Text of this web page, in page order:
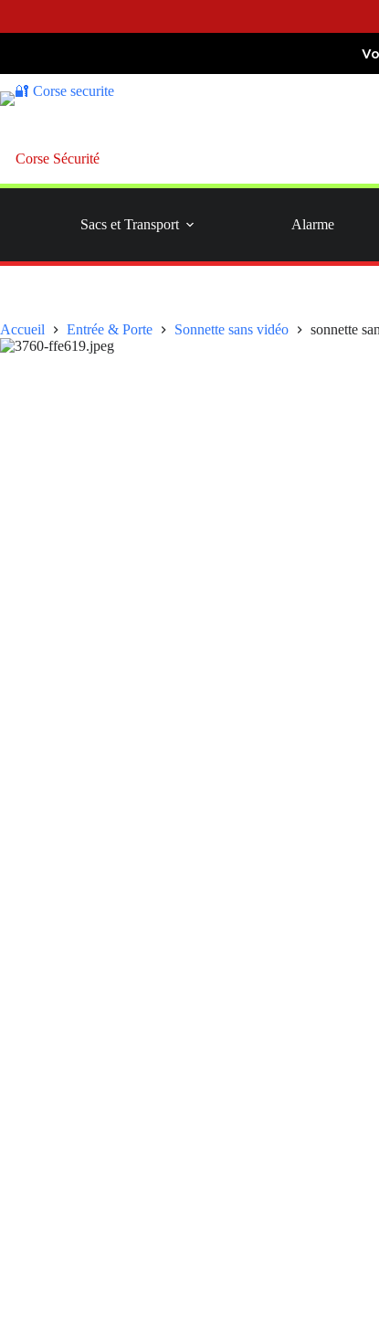
contenu
Corse Sécurité
Sacs et Transport Alarme
Accueil Entrée & Porte Sonnette sans vidéo sonnette